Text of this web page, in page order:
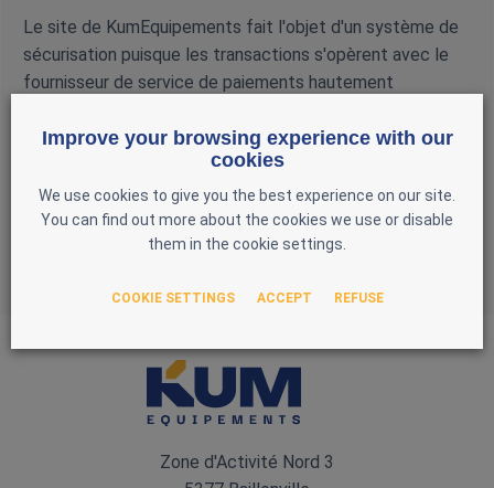
Le site de KumEquipements fait l'objet d'un système de
sécurisation puisque les transactions s'opèrent avec le
fournisseur de service de paiements hautement
https://www.multisafepay.com/be_fr/
En tant qu'expert en sécurité de paiement, Multisafepay
garantit que les données sensibles sont transmises et
stockées selon les standards de sécurité et de qualité
Zone d'Activité Nord 3
Improve your browsing experience with our
cookies
We use cookies to give you the best experience on our site.
You can find out more about the cookies we use or disable
them in the cookie settings.
COOKIE SETTINGS ACCEPT REFUSE